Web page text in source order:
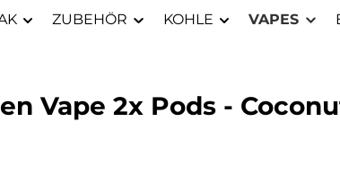
ZUBEHÖR KOHLE VAPES
Vape 2x Pods -